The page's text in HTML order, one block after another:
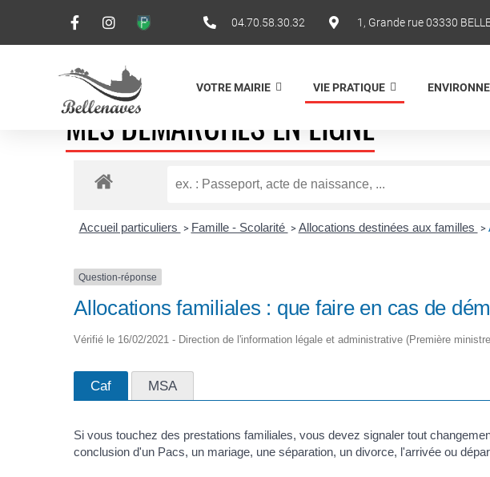
04.70.58.30.32 1, Grande rue 03330
VOTRE MAIRIE VIE PRATIQUE
MES DÉMARCHES EN LIGNE
Accueil particuliers > Famille - Scolarité > Allocations destinées aux familles >
Question-réponse
Allocations familiales : que faire en cas de
Vérifié le 16/02/2021 - Direction de l'information légale et administrative (Première
Caf MSA
Si vous touchez des prestations familiales, vous devez signaler tout
conclusion d'un Pacs, un mariage, une séparation, un divorce, l'arrivée ou